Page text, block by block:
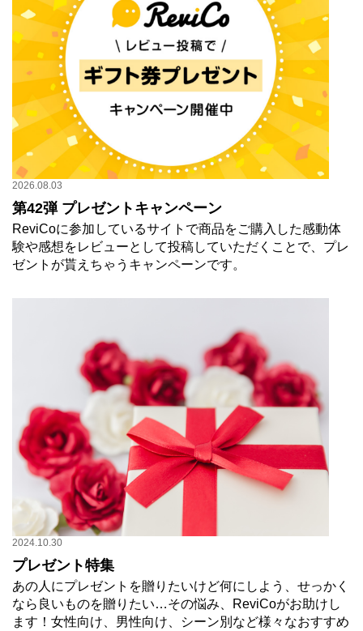
2026.08.03
第42弾 プレゼントキャンペーン
ReviCoに参加しているサイトで商品をご購入した感動体
験や感想をレビューとして投稿していただくことで、プレ
ゼントが貰えちゃうキャンペーンです。
2024.10.30
プレゼント特集
あの人にプレゼントを贈りたいけど何にしよう、せっかく
なら良いものを贈りたい…その悩み、ReviCoがお助けし
ます！女性向け、男性向け、シーン別など様々なおすすめ